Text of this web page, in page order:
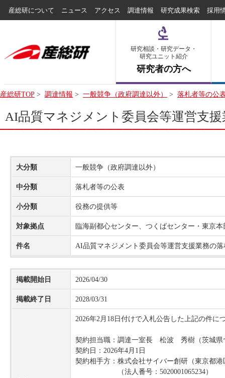
産総研について ニュース アクセス 調達情報 研究成果検索 採用
研究相談・研究データ・
研究ユニット紹介
研究者の方へ
産総研TOP > 調達情報 > 一般競争（政府調達以外） > 落札者等の公
AI品質マネジメント委員会等運営支
大分類 一般競争（政府調達以外）
中分類 落札者等の公表
小分類 役務の提供等
対象拠点 臨海副都心センター、 つくばセンター・東京本
件名 AI品質マネジメント委員会等運営支援業務の
掲載開始日 2026/04/30
掲載終了日 2028/03/31
2026年2月18日付けで入札公告した上記の件
契約担当職：調達一室長 松波 秀樹（茨城県
契約日：2026年4月1日
契約相手方：株式会社サイバー創研（東京都
（法人番号：5020001065234）